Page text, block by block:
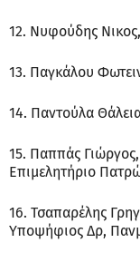
12. Νυφούδης
13. Παγκάλου
14. Παντούλα
15. Παππάς
Επιμελητήριο
16. Τσαπαρέλης
Υποψήφιος Δρ,